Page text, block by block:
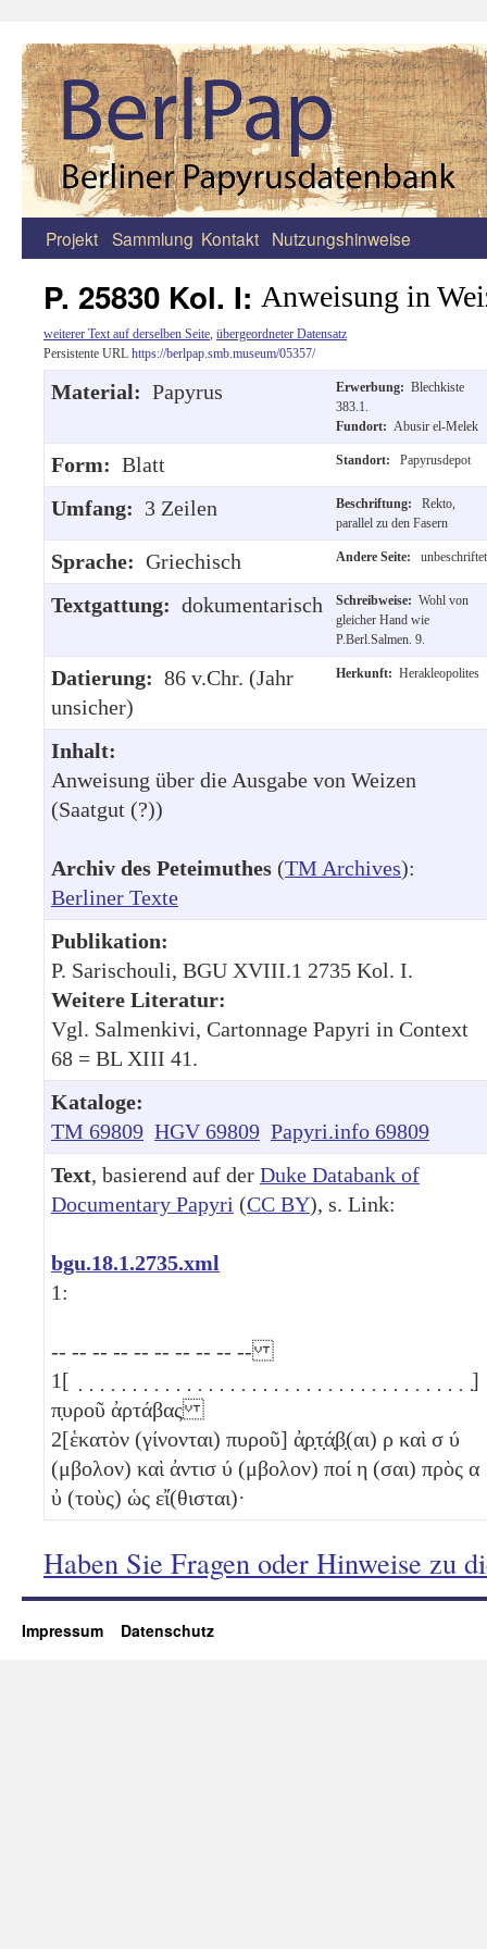
Zum
Projekt Sammlung Kontakt Nutzungshinweise
P. 25830 Kol. I: Anweisung in
weiterer Text auf derselben Seite übergeordneter Datensatz
Persistente URL https://berlpap.smb.museum/05357/
Material: Papyrus Erwerbung: Blechkiste
383.1.
Fundort: Abusir el-Melek
Form: Blatt Standort: Papyrusdepot
Umfang: 3 Zeilen Beschriftung:
Rekto,
parallel zu den Fasern
Sprache: Griechisch Andere Seite: unbeschriftet
Textgattung: dokumentarisch Schreibweise: Wohl von
gleicher Hand wie
P.Berl.Salmen. 9.
Datierung: 86 v.Chr. (Jahr
unsicher)
Herkunft: Herakleopolites
Inhalt:
Anweisung über die Ausgabe von Weizen
(Saatgut (?))
Archiv des Peteimuthes (TM Archives):
Berliner Texte
Publikation:
P. Sarischouli, BGU XVIII.1 2735 Kol. I.
Weitere Literatur:
Vgl. Salmenkivi, Cartonnage Papyri in Context
68 = BL XIII 41.
Kataloge:
TM 69809 HGV 69809 Papyri.info 69809
Text, basierend auf der Duke Databank of
Documentary Papyri (CC BY), s. Link:
bgu.18.1.2735.xml
1:
-- -- -- -- -- -- -- -- -- --
1[ ̣ ̣ ̣ ̣ ̣ ̣ ̣ ̣ ̣ ̣ ̣ ̣ ̣ ̣ ̣ ̣ ̣ ̣ ̣ ̣ ̣ ̣ ̣ ̣ ̣ ̣ ̣ ̣ ̣ ̣ ̣ ̣ ̣ ̣ ̣ ̣ ̣]
π̣υροῦ ἀρτάβας
2[ἑκατὸν (γίνονται) πυροῦ] ἀ̣ρ̣τ̣ά̣β̣(αι) ρ καὶ σ ύ
(μβολον) καὶ ἀντισ ύ (μβολον) ποί η (σαι) πρὸς α
ὐ (τοὺς) ὡς εἴ(θισται)·
Haben Sie Fragen oder Hinweise zu
Impressum Datenschutz